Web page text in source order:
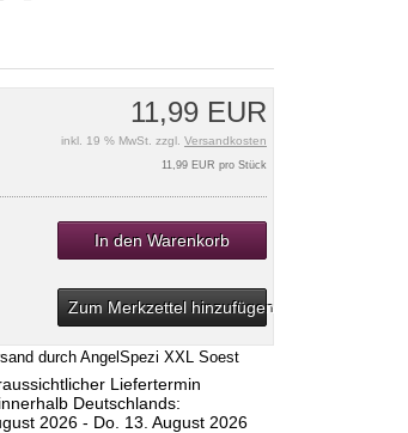
11,99 EUR
inkl. 19 % MwSt. zzgl. Versandkosten
11,99 EUR pro Stück
In den Warenkorb
Zum Merkzettel hinzufügen
durchAngelSpezi XXL Soest
Liefertermin
innerhalb Deutschlands:
2026 - Do. 13. August 2026